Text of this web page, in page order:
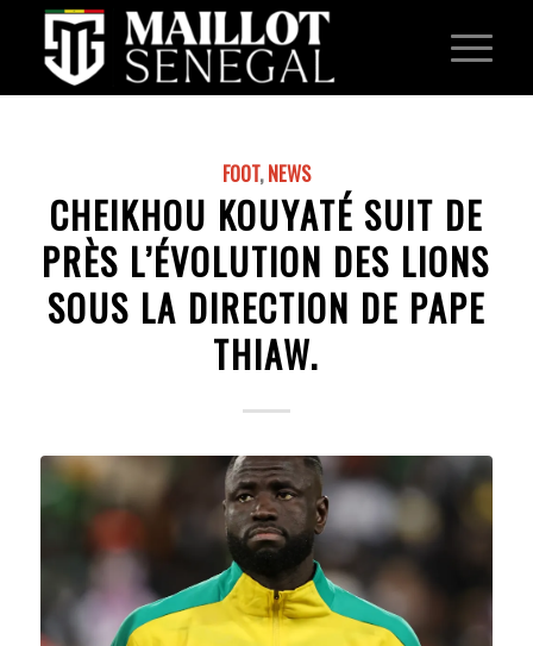
FOOT,NEWS
CHEIKHOU KOUYATÉ SUIT DE
PRÈS L’ÉVOLUTION DES LIONS
SOUS LA DIRECTION DE PAPE
THIAW.